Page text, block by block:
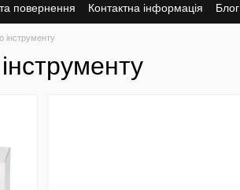
повернення Контактна інформація Блог
інструменту